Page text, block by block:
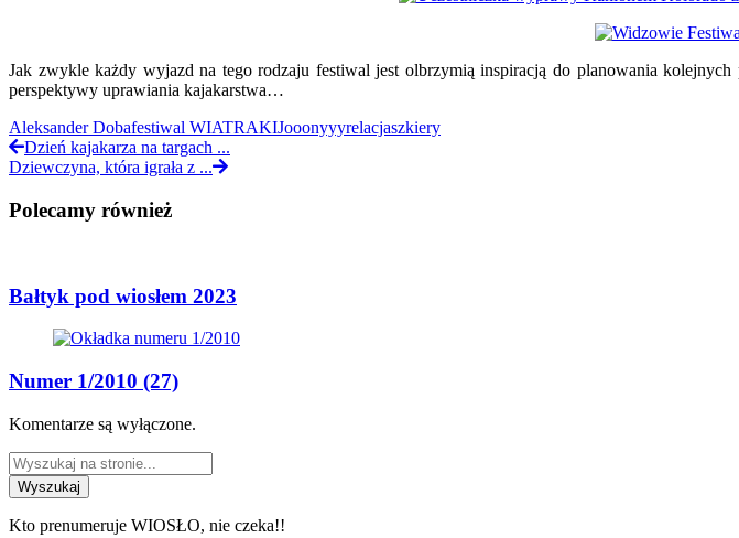
Jak zwykle każdy wyjazd na tego rodzaju festiwal jest olbrzymią inspiracją do planowania
perspektywy uprawiania kajakarstwa…
Aleksander Dobafestiwal WIATRAKIJooonyyyrelacjaszkiery
Dzień kajakarza na targach ...
Dziewczyna, która igrała z ...
Polecamy również
Bałtyk pod wiosłem 2023
Numer 1/2010 (27)
Komentarze są wyłączone.
Wyszukaj
Kto prenumeruje WIOSŁO, nie czeka!!